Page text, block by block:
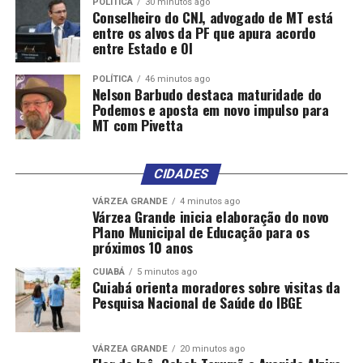
O executivo adicionou que a possibilidade de capturar
CO2 de usinas de etanol se mostrou também mais
atrativa do que em suas próprias termelétricas em
outras localidades, não só apenas pela proximidade.
“Em uma usina termelétrica de ciclo combinado, como
são a maioria das nossas, aquela fumaça branca que a
gente vê saindo dá 4% de CO2. Então você tem que ter
um aparato enorme para capturar 4% de CO2. Já numa
planta de produção de etanol, no processo de
fermentação, a exaustão é de 95% a 98% de CO2 puro”,
Dessa forma, os custos com a etapa de captura do CO2
seriam reduzidos.
Miranda também destacou que o Brasil carece ainda de
um mercado regulado de carbono, que permitiria maior
impulso a projetos como esse.
Conselheiro do CNJ, advogado de MT está
entre os alvos da PF que apura acordo
entre Estado e OI
POLÍTICA 46 minutos ago
Nelson Barbudo destaca maturidade do
Podemos e aposta em novo impulso para
MT com Pivetta
CIDADES
VÁRZEA GRANDE 4 minutos ago
Várzea Grande inicia elaboração do novo
Plano Municipal de Educação para os
próximos 10 anos
CUIABÁ 5 minutos ago
Cuiabá orienta moradores sobre visitas da
Pesquisa Nacional de Saúde do IBGE
VÁRZEA GRANDE 20 minutos ago